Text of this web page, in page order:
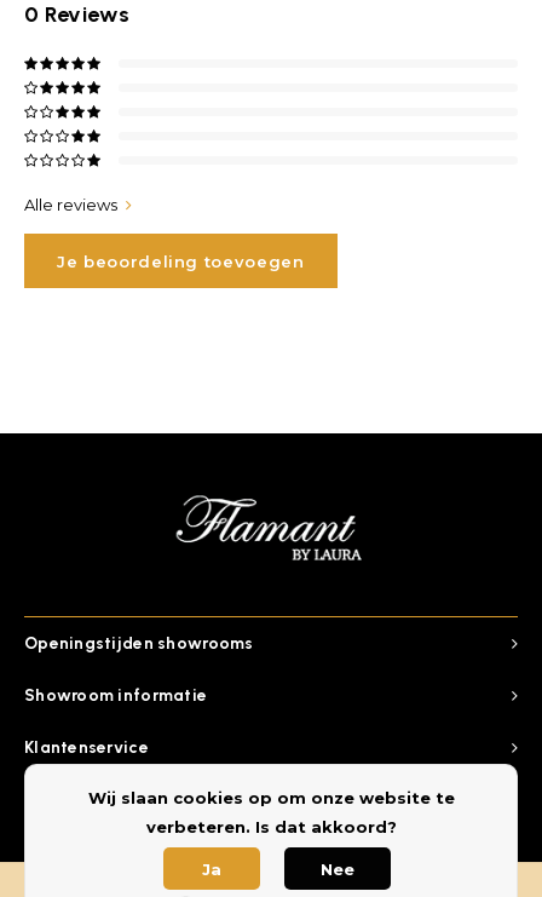
0 Reviews
Alle reviews
Je beoordeling toevoegen
Showroom informatie
Openingstijden showrooms
Klantenservice
CategorieenWij slaan cookies op om onze website te
verbeteren. Is dat akkoord?
Ja Nee